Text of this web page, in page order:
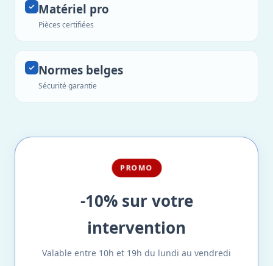
Matériel pro
Pièces certifiées
Normes belges
Sécurité garantie
PROMO
-10% sur votre
intervention
Valable entre 10h et 19h du lundi au vendredi